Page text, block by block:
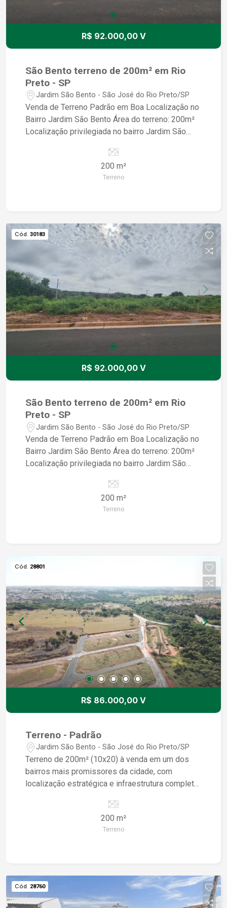
R$ 92.000,00 V
São Bento terreno de 200m² em Rio
Preto - SP
Jardim São Bento - São José do Rio Preto/SP
Venda de Terreno Padrão em Boa Localização no
Bairro Jardim São Bento Área do terreno: 200m²
Localização privilegiada no bairro Jardim São
casa dos seus sonhos Ideal para quem busca
tranquilidade e qualidade de vida O terreno está
localizado em uma região valorizada, próxima a
200 m²
Terreno
Cód. 30183
R$ 92.000,00 V
São Bento terreno de 200m² em Rio
Preto - SP
Jardim São Bento - São José do Rio Preto/SP
Venda de Terreno Padrão em Boa Localização no
Bairro Jardim São Bento Área do terreno: 200m²
Localização privilegiada no bairro Jardim São
200 m²
Terreno
Cód. 28801
R$ 86.000,00 V
Terreno - Padrão
Jardim São Bento - São José do Rio Preto/SP
Terreno de 200m² (10x20) à venda em um dos
bairros mais promissores da cidade, com
localização estratégica e infraestrutura completa
patrimonial. Situado no coração do novo eixo de
desenvolvimento urbano, o loteamento oferece
fácil acesso a avenidas principais, comércios,
preparada para receber construções residenciais
ou investimentos. Ideal para quem deseja
construir seu lar ou investir em uma região com
200 m²
Terreno
Cód. 28760